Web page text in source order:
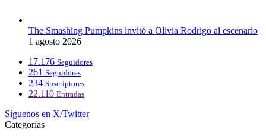
The Smashing Pumpkins invitó a Olivia Rodrigo al escenario
1 agosto 2026
17.176 Seguidores
261 Seguidores
234 Suscriptores
22.110 Entradas
Síguenos en X/Twitter
Categorías